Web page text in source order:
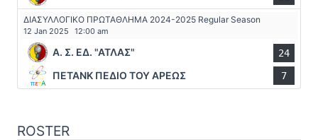
ΔΙΑΣΥΛΛΟΓΙΚΟ ΠΡΩΤΑΘΛΗΜΑ 2024-2025 Regular Season
12 Jan 2025 12:00 am
Α. Σ. ΕΔ. "ΑΤΛΑΣ" 24
ΠΕΤΑΝΚ ΠΕΔΙΟ ΤΟΥ ΑΡΕΩΣ 7
ROSTER